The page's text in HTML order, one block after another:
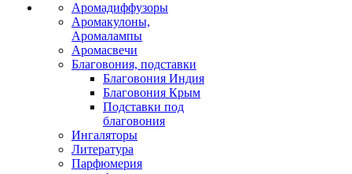
Аромадиффузоры
Аромакулоны,
Аромалампы
Аромасвечи
Благовония, подставки
Благовония Индия
Благовония Крым
Подставки под
благовония
Ингаляторы
Литература
Парфюмерия